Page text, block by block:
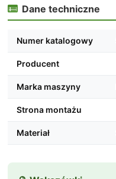
 Dane techniczne
Numer katalogowy
Producent
Marka maszyny
Strona montażu
Materiał